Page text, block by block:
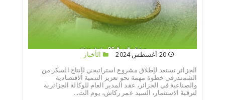
20 أغسطس 2024
الأخبار
الجزائر تستعد لإطلاق مشروع استراتيجي لإنتاج السكر من
الشمندرفي خطوة مهمة نحو تعزيز التنمية الاقتصادية
والصناعية في الجزائر، عقد المدير العام للوكالة الجزائرية
لترقية الاستثمار، السيد عمر ركاش، يوم الث...